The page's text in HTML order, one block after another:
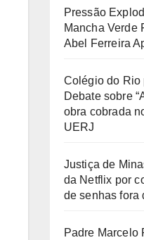
Pressão
Mancha Verde
Abel Ferreira
Colégio do Rio
Debate sobre
obra cobrada
UERJ
Justiça de
da Netflix por
de senhas fora
Padre Marcelo